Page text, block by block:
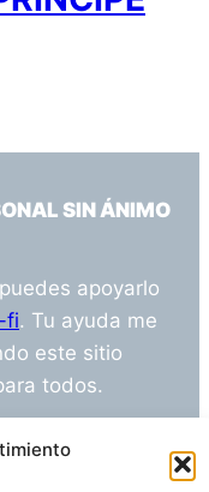
SIN ÁNIMO
apoyarlo
fi. Tu ayuda me
este sitio
todos.
Escríbeme